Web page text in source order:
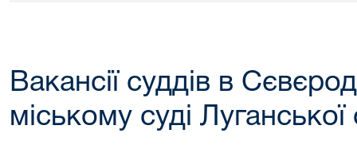
Вакансії суддів в
міському суді Луганської